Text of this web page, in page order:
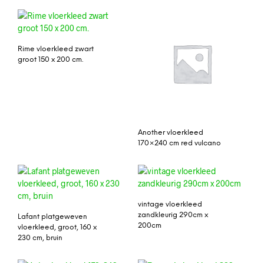
Rime vloerkleed zwart
groot 150 x 200 cm.
Another vloerkleed
170×240 cm red vulcano
Lafant platgeweven
vloerkleed, groot, 160 x
230 cm, bruin
vintage vloerkleed
zandkleurig 290cm x
200cm